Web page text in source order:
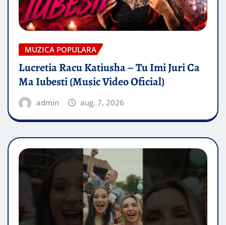
MUZICA POPULARA
Lucretia Racu Katiusha – Tu Imi Juri Ca
Ma Iubesti (Music Video Oficial)
admin aug. 7, 2026